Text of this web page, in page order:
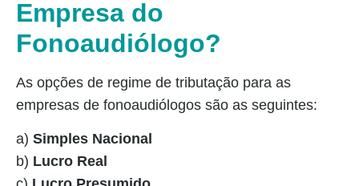
Empresa do
Fonoaudiólogo?
As opções de regime de tributação para as
empresas de fonoaudiólogos são as seguintes:
a) Simples Nacional
b) Lucro Real